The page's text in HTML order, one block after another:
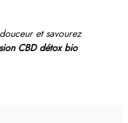
et savourez
CBD détox bio